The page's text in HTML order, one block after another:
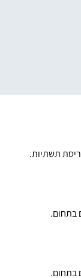
תשתיות.
בתחום.
בתחום.